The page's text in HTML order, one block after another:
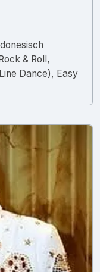
& Roll,
Dance), Easy